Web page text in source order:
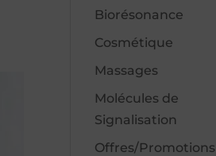
Biorésonance
Cosmétique
Massages
Molécules de
Signalisation
Offres/Promotions